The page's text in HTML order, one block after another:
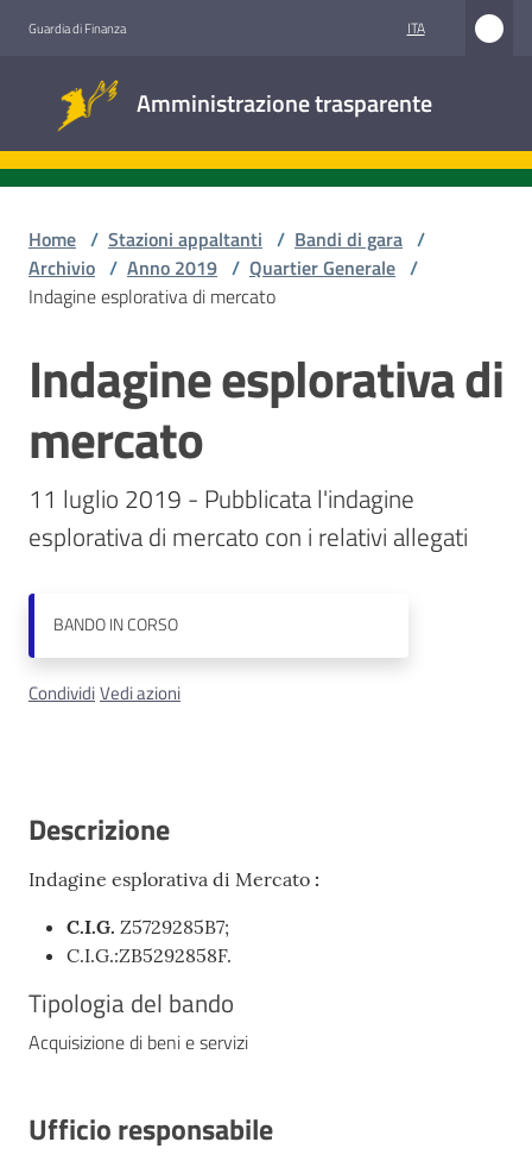
Guardia di Finanza ITA
Amministrazione trasparente
trasparente
Accesso
Stazioni
appaltanti
Contatti
Home / Stazioni appaltanti / Bandi di gara /
Archivio / Anno 2019 / Quartier Generale /
Indagine esplorativa di mercato
Salta al contenuto
Indagine esplorativa di
mercato
11 luglio 2019 - Pubblicata l'indagine
esplorativa di mercato con i relativi allegati
BANDOIN CORSO
CondividiVedi azioni
Descrizione
Indagine esplorativa di Mercato :
C.I.G. Z5729285B7;
C.I.G.:ZB5292858F.
Tipologia del bando
Acquisizione di beni e servizi
Ufficio responsabile